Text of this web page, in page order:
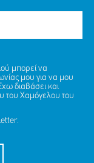
μπορεί να
μου για να μου
διαβάσει και
του Χαμόγελου του